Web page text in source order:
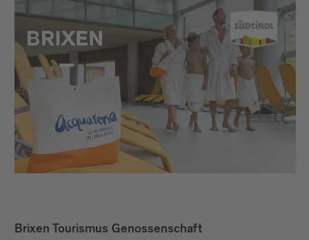
Brixen Tourismus Genossenschaft